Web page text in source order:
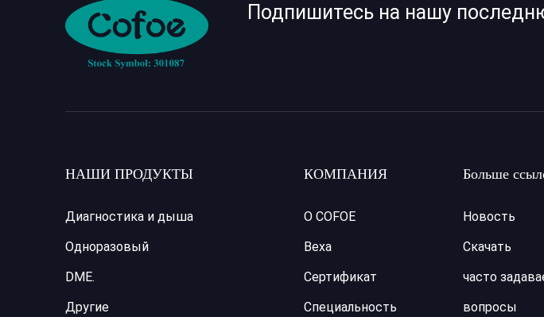
Подпишитесь на нашу
НАШИ ПРОДУКТЫ
Диагностика и дыша
Одноразовый
DME.
Другие
КОМПАНИЯ
О COFOE
Веха
Сертификат
Специальность
Больше
Новость
Скачать
часто
вопросы